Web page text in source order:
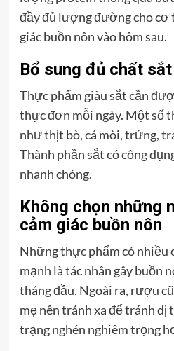
đầy đủ lượng đường cho cơ
giác buồn nôn vào hôm sau.
Bổ sung đủ chất sắt
Thực phẩm giàu sắt cần
thực đơn mỗi ngày. Một số
như thịt bò, cá mòi, trứng,
Thành phần sắt có công
nhanh chóng.
Không chọn những
cảm giác buồn nôn
Những thực phẩm có nhiều
mạnh là tác nhân gây buồn
tháng đầu. Ngoài ra, rượu
mẹ nên tránh xa để tránh
trạng nghén nghiêm trọng